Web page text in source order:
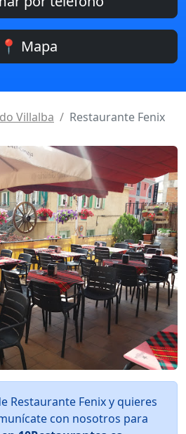
📍 Mapa
Villalba Restaurante Fenix
Restaurante Fenix y quieres
con nosotros para